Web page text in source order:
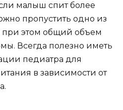
малыш спит более
пропустить одно из
при этом общий объем
Всегда полезно иметь
педиатра для
в зависимости от